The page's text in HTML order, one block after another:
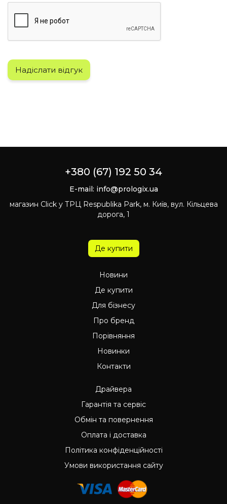
Надіслати відгук
+380 (67) 192 50 34
E-mail: info@prologix.ua
магазин Click у ТРЦ Respublika Park, м. Київ, вул. Кільцева
дорога, 1
Де купити
Новини
Де купити
Для бізнесу
Про бренд
Порівняння
Новинки
Контакти
Драйвера
Гарантія та сервіс
Обмін та повернення
Оплата і доставка
Політика конфіденційності
Умови використання сайту